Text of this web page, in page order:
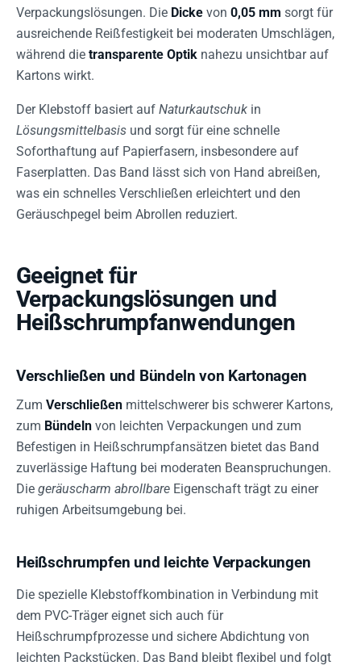
Verpackungslösungen. Die Dicke von 0,05 mm sorgt für
ausreichende Reißfestigkeit bei moderaten Umschlägen,
während die transparente Optik nahezu unsichtbar auf
Kartons wirkt.
Der Klebstoff basiert auf Naturkautschuk in
Lösungsmittelbasis und sorgt für eine schnelle
Soforthaftung auf Papierfasern, insbesondere auf
Faserplatten. Das Band lässt sich von Hand abreißen,
was ein schnelles Verschließen erleichtert und den
Geräuschpegel beim Abrollen reduziert.
Geeignet für
Verpackungslösungen und
Heißschrumpfanwendungen
Verschließen und Bündeln von Kartonagen
Zum Verschließen mittelschwerer bis schwerer Kartons,
zum Bündeln von leichten Verpackungen und zum
Befestigen in Heißschrumpfansätzen bietet das Band
zuverlässige Haftung bei moderaten Beanspruchungen.
Die geräuscharm abrollbare Eigenschaft trägt zu einer
ruhigen Arbeitsumgebung bei.
Heißschrumpfen und leichte Verpackungen
Die spezielle Klebstoffkombination in Verbindung mit
dem PVC-Träger eignet sich auch für
Heißschrumpfprozesse und sichere Abdichtung von
leichten Packstücken. Das Band bleibt flexibel und folgt